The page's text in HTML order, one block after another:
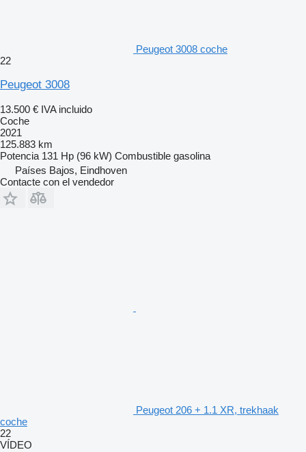
Peugeot 3008 coche
22
Peugeot 3008
13.500 € IVA incluido
Coche
2021
125.883 km
Potencia 131 Hp (96 kW) Combustible gasolina
Países Bajos, Eindhoven
Contacte con el vendedor
Peugeot 206 + 1.1 XR, trekhaak
coche
22
VÍDEO